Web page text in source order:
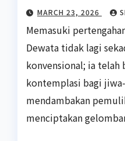
MARCH 23, 2026
Memasuki
Dewata tidak lagi
konvensional; ia
kontemplasi bagi
mendambakan
menciptakan